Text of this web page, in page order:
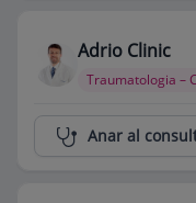
Adrio Clinic
Traumatologia –
Centro Médico
Anar al